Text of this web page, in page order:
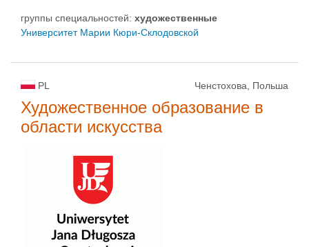
группы специальностей: художественные
Университет Марии Кюри-Склодовской
PL Ченстохова, Польша
Художественное образование в
области искусства